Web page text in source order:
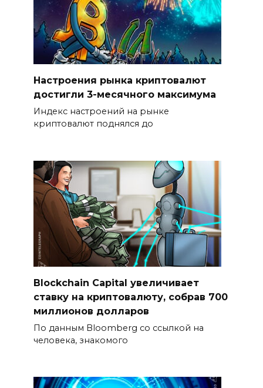
Настроения рынка криптовалют
достигли 3-месячного максимума
Индекс настроений на рынке
криптовалют поднялся до
Blockchain Capital увеличивает
ставку на криптовалюту, собрав 700
миллионов долларов
По данным Bloomberg со ссылкой на
человека, знакомого